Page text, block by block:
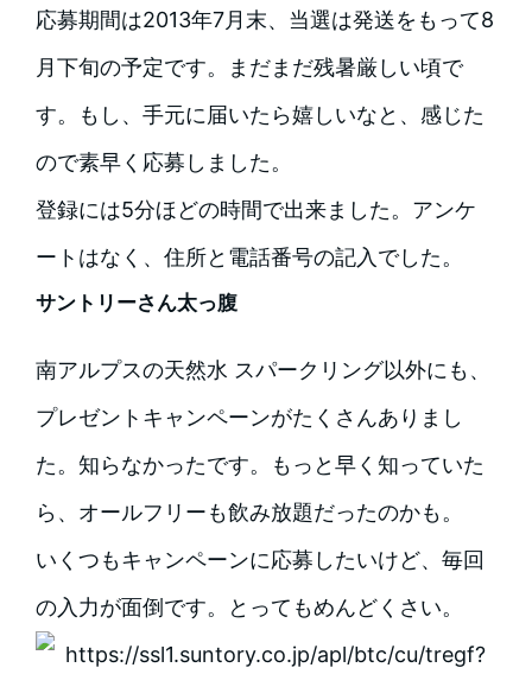
応募期間は2013年7月末、当選は発送をもって8
月下旬の予定です。まだまだ残暑厳しい頃で
す。もし、手元に届いたら嬉しいなと、感じた
ので素早く応募しました。
登録には5分ほどの時間で出来ました。アンケ
ートはなく、住所と電話番号の記入でした。
サントリーさん太っ腹
南アルプスの天然水 スパークリング以外にも、
プレゼントキャンペーンがたくさんありまし
た。知らなかったです。もっと早く知っていた
ら、オールフリーも飲み放題だったのかも。
いくつもキャンペーンに応募したいけど、毎回
の入力が面倒です。とってもめんどくさい。